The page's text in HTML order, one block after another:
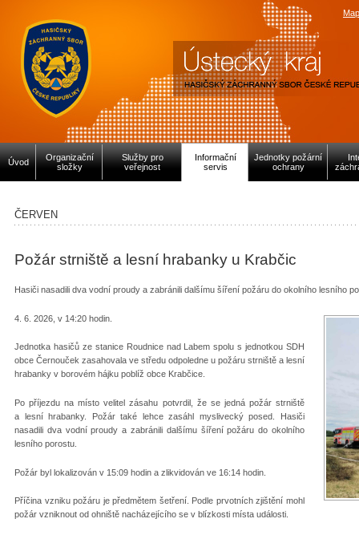
Úvod
Organizační
složky
Služby pro
veřejnost
Informační
servis
Jednotky požární
ochrany
ČERVEN
Požár strniště a lesní hrabanky u Krabčic
Hasiči nasadili dva vodní proudy a zabránili dalšímu šíření požáru do okolního lesního
4. 6. 2026, v 14:20 hodin.
Jednotka hasičů ze stanice Roudnice nad Labem spolu s jednotkou SDH
obce Černouček zasahovala ve středu odpoledne u požáru strniště a lesní
hrabanky v borovém hájku poblíž obce Krabčice.
Po příjezdu na místo velitel zásahu potvrdil, že se jedná požár strniště
a lesní hrabanky. Požár také lehce zasáhl myslivecký posed. Hasiči
nasadili dva vodní proudy a zabránili dalšímu šíření požáru do okolního
lesního porostu.
Požár byl lokalizován v 15:09 hodin a zlikvidován ve 16:14 hodin.
Příčina vzniku požáru je předmětem šetření. Podle prvotních zjištění mohl
požár vzniknout od ohniště nacházejícího se v blízkosti místa události.